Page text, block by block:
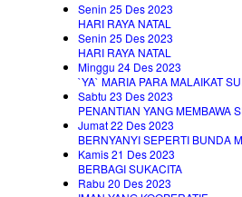
Senin 25 Des 2023
HARI RAYA NATAL
Senin 25 Des 2023
HARI RAYA NATAL
Minggu 24 Des 2023
`YA` MARIA PARA MALAIKAT
Sabtu 23 Des 2023
PENANTIAN YANG MEMBAWA
Jumat 22 Des 2023
BERNYANYI SEPERTI BUNDA
Kamis 21 Des 2023
BERBAGI SUKACITA
Rabu 20 Des 2023